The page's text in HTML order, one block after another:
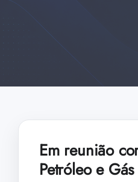
Em reunião
Petróleo e Gás